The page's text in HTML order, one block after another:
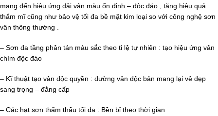
mang đến hiệu ứng dải vân màu ổn định – độc đáo , tăng hiệu quả
thẩm mĩ cũng như bảo vệ tối đa bề mặt kim loại so với công nghệ sơn
vân thông thường .
– Sơn đa tầng phân tán màu sắc theo tỉ lệ tự nhiên : tạo hiệu ứng vân
chìm độc đáo
– Kĩ thuật tạo vân độc quyền : đường vân độc bản mang lại vẻ đẹp
sang trọng – đẳng cấp
– Các hạt sơn thẩm thấu tối đa : Bền bỉ theo thời gian